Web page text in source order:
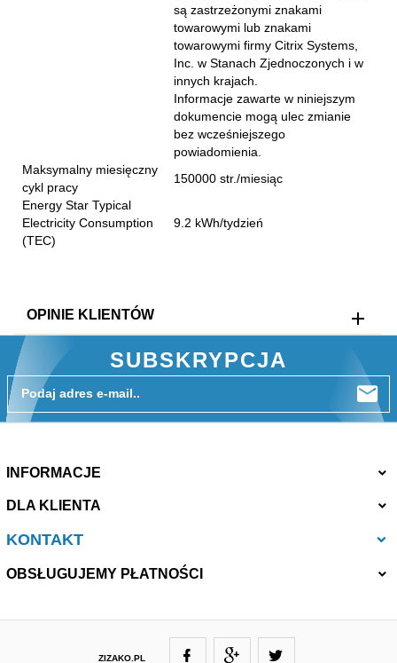
są zastrzeżonymi znakami
towarowymi lub znakami
towarowymi firmy Citrix Systems,
Inc. w Stanach Zjednoczonych i w
innych krajach.
Informacje zawarte w niniejszym
dokumencie mogą ulec zmianie
bez wcześniejszego
powiadomienia.
Maksymalny miesięczny
cykl pracy
150000 str./miesiąc
Energy Star Typical
Electricity Consumption
(TEC)
9.2 kWh/tydzień
OPINIE KLIENTÓW
SUBSKRYPCJA
Podaj adres e-mail..
INFORMACJE
DLA KLIENTA
KONTAKT
OBSŁUGUJEMY PŁATNOŚCI
ZIZAKO.PL